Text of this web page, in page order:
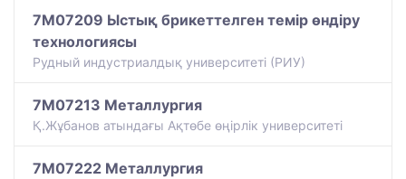
7M07209 Ыстық брикеттелген темір өндіру
технологиясы
Рудный индустриалдық университеті (РИУ)
7M07213 Металлургия
Қ.Жұбанов атындағы Ақтөбе өңірлік университеті
7M07222 Металлургия